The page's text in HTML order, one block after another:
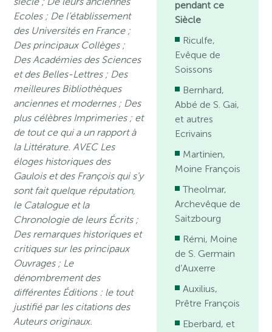
Ecoles ; De l’établissement
des Universités en France ;
Des principaux Collèges ;
Des Académies des Sciences
et des Belles-Lettres ; Des
meilleures Bibliothèques
anciennes et modernes ; Des
plus célèbres Imprimeries ; et
de tout ce qui a un rapport à
la Littérature. AVEC Les
éloges historiques des
Gaulois et des François qui s’y
sont fait quelque réputation,
le Catalogue et la
Chronologie de leurs Écrits ;
Des remarques historiques et
critiques sur les principaux
Ouvrages ; Le
dénombrement des
différentes Éditions : le tout
justifié par les citations des
Auteurs originaux.
pendant ce
Siècle
Riculfe,
Evêque de
Soissons
Bernhard,
Abbé de S. Gai,
et autres
Ecrivains
Martinien,
Moine François
Theolmar,
Archevêque de
Saitzbourg
Rémi, Moine
de S. Germain
d’Auxerre
Auxilius,
Prêtre François
Eberbard, et